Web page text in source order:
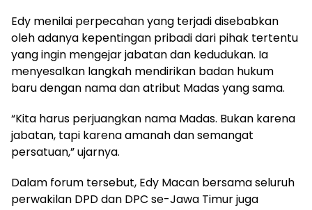
Edy menilai perpecahan yang terjadi disebabkan
oleh adanya kepentingan pribadi dari pihak tertentu
yang ingin mengejar jabatan dan kedudukan. Ia
menyesalkan langkah mendirikan badan hukum
baru dengan nama dan atribut Madas yang sama.
“Kita harus perjuangkan nama Madas. Bukan karena
jabatan, tapi karena amanah dan semangat
persatuan,” ujarnya.
Dalam forum tersebut, Edy Macan bersama seluruh
perwakilan DPD dan DPC se-Jawa Timur juga